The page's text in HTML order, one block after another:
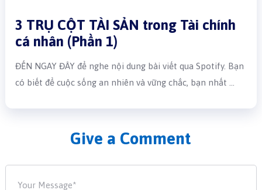
3 TRỤ CỘT TÀI SẢN trong Tài chính
cá nhân (Phần 1)
ĐẾN NGAY ĐÂY để nghe nội dung bài viết qua Spotify. Bạn
có biết để cuộc sống an nhiên và vững chắc, bạn nhất …
Give a Comment